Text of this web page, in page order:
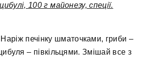
100 г майонезу, спеції.
Наріж печінку шматочками, гриби –
– півкільцями. Змішай все з